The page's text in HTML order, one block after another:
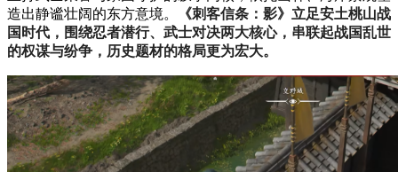
造出静谧壮阔的东方意境。
《刺客信条：影》立足安土桃山战
国时代，围绕忍者潜行、武士对决两大核心，串联起战国乱世
的权谋与纷争，历史题材的格局更为宏大。